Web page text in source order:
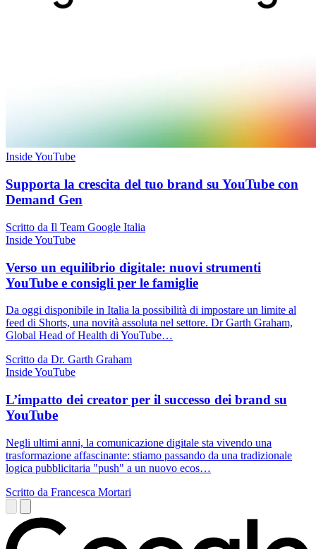
Inside YouTube
Supporta la crescita del tuo brand su YouTube con
Demand Gen
Scritto da Il Team Google Italia
Inside YouTube
Verso un equilibrio digitale: nuovi strumenti
YouTube e consigli per le famiglie
Da oggi disponibile in Italia la possibilità di impostare un limite al
feed di Shorts, una novità assoluta nel settore. Dr Garth Graham,
Global Head of Health di YouTube…
Scritto da Dr. Garth Graham
Inside YouTube
L’impatto dei creator per il successo dei brand su
YouTube
Negli ultimi anni, la comunicazione digitale sta vivendo una
trasformazione affascinante: stiamo passando da una tradizionale
logica pubblicitaria "push" a un nuovo ecos…
Scritto da Francesca Mortari